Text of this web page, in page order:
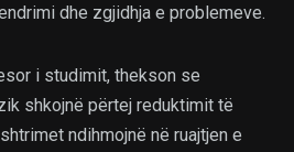
dhe zgjidhja e problemeve.
i studimit, thekson se
shkojnë përtej reduktimit të
ndihmojnë në ruajtjen e